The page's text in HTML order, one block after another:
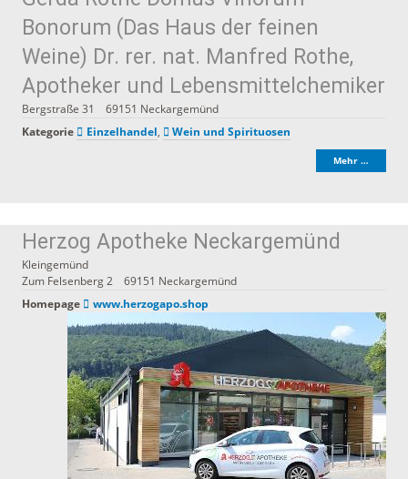
Bonorum (Das Haus der feinen
Weine) Dr. rer. nat. Manfred Rothe,
Apotheker und Lebensmittelchemiker
Bergstraße 31 69151 Neckargemünd
Kategorie
Einzelhandel, Wein und Spirituosen
Mehr …
Herzog Apotheke Neckargemünd
Kleingemünd
Zum Felsenberg 2
69151 Neckargemünd
Homepage
www.herzogapo.shop